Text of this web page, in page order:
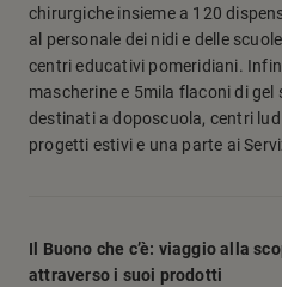
chirurgiche insieme a 120
al personale dei nidi e delle
centri educativi pomeridiani.
mascherine e 5mila flaconi di
destinati a doposcuola, centri
progetti estivi e una parte ai
Il Buono che c’è: viaggio alla
attraverso i suoi prodotti